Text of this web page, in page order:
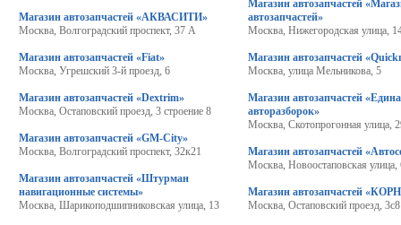
Магазин автозапчастей «АКВАСИТИ»
Москва, Волгоградский проспект, 37 А
Магазин автозапчастей «Fiat»
Москва, Угрешский 3-й проезд, 6
Магазин автозапчастей «Dextrim»
Москва, Остаповский проезд, 3 строение 8
Магазин автозапчастей «GM-City»
Москва, Волгоградский проспект, 32к21
Магазин автозапчастей «Штурман
навигационные системы»
Москва, Шарикоподшипниковская улица, 13
Магазин автозапчастей
автозапчастей»
Москва, Нижегородская улица,
Магазин автозапчастей
Москва, улица Мельникова, 5
Магазин автозапчастей
авторазборок»
Москва, Скотопрогонная улица,
Магазин автозапчастей
Москва, Новоостаповская улица,
Магазин автозапчастей
Москва, Остаповский проезд, 3с8